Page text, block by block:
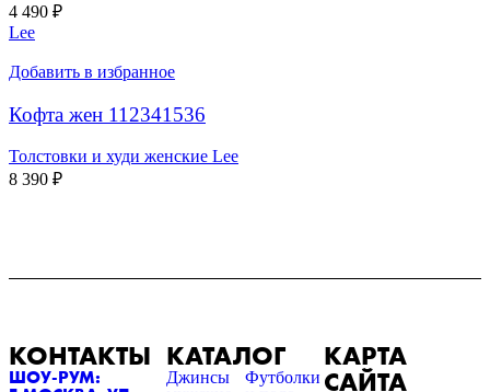
4 490 ₽
Lee
Добавить в избранное
Кофта жен 112341536
Толстовки и худи женские Lee
8 390 ₽
КОНТАКТЫ
ШОУ-РУМ:
КАТАЛОГ
Джинсы
Футболки
КАРТА
САЙТА